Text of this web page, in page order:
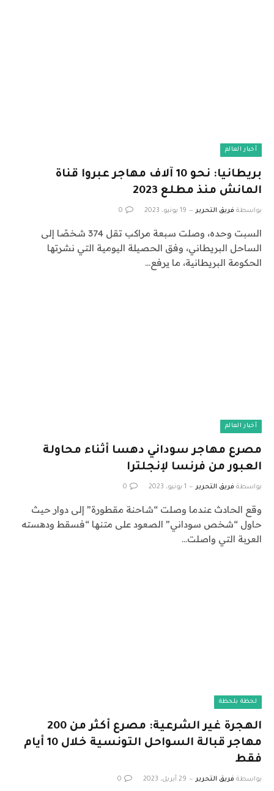
أخبار العالم
بريطانيا: نحو 10 آلاف مهاجر عبروا قناة
المانش منذ مطلع 2023
بواسطة فريق التحرير 19 يونيو، 2023 0
السبت وحده، وصلت سبعة مراكب تقل 374 شخصًا إلى
الساحل البريطاني، وفق الحصيلة اليومية التي نشرتها
الحكومة البريطانية، ما يرفع…
أخبار العالم
مصرع مهاجر سوداني دهسا أثناء محاولة
العبور من فرنسا لإنجلترا
بواسطة فريق التحرير 1 يونيو، 2023 0
وقع الحادث عندما وصلت “شاحنة مقطورة” إلى دوار حيث
حاول “شخص سوداني” الصعود على متنها “فسقط ودهسته
العربة التي واصلت…
لحظة بلحظة
الهجرة غير الشرعية: مصرع أكثر من 200
مهاجر قبالة السواحل التونسية خلال 10 أيام
فقط
بواسطة فريق التحرير 29 أبريل، 2023 0